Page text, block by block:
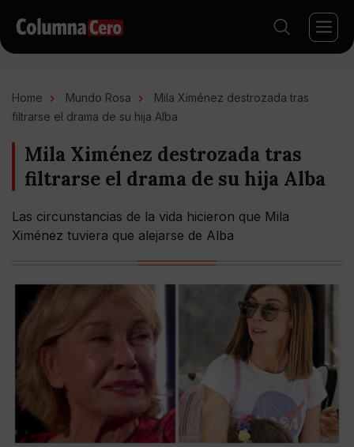
Home Mundo Rosa
Mila Ximénez destrozada tras
filtrarse el drama de su hija Alba
Mila Ximénez destrozada tras
filtrarse el drama de su hija Alba
Las circunstancias de la vida hicieron que Mila
Ximénez tuviera que alejarse de Alba